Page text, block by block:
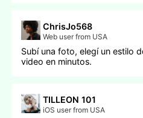
ChrisJo568
Web user from USA
Subí una foto, elegí un estilo
video en minutos.
TILLEON 101
iOS user from USA